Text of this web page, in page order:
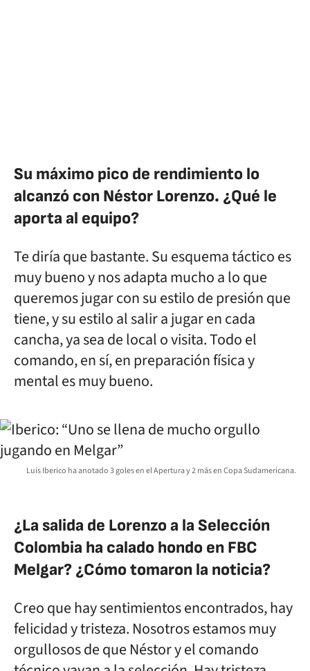
Su máximo pico de rendimiento lo
alcanzó con Néstor Lorenzo. ¿Qué le
aporta al equipo?
Te diría que bastante. Su esquema táctico es
muy bueno y nos adapta mucho a lo que
queremos jugar con su estilo de presión que
tiene, y su estilo al salir a jugar en cada
cancha, ya sea de local o visita. Todo el
comando, en sí, en preparación física y
mental es muy bueno.
Luis Iberico ha anotado 3 goles en el Apertura y 2 más en Copa Sudamericana.
¿La salida de Lorenzo a la Selección
Colombia ha calado hondo en FBC
Melgar? ¿Cómo tomaron la noticia?
Creo que hay sentimientos encontrados, hay
felicidad y tristeza. Nosotros estamos muy
orgullosos de que Néstor y el comando